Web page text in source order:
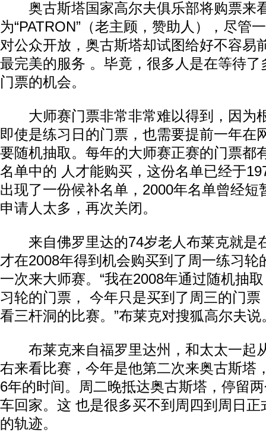
奥古斯塔国家高尔夫俱乐部将购票来
为“PATRON”（老主顾，赞助人），尽管
对公众开放，奥古斯塔却试图给好不容易
最完美的服务 。毕竟，很多人是在等待了
门票的机会。
大师赛门票非常非常难以得到，因为
即使是练习日的门票，也需要提前一年在
要随机抽取。每年的大师赛正赛的门票都
名单中的 人才能购买，这份名单已经于
出现了一份候补名单，2000年名单曾经短
申请人太多，再次关闭。
来自佛罗里达的74岁老人布莱克就是
才在2008年得到机会购买到了周一练习轮
一次来大师赛。“我在2008年通过随机抽
习轮的门票， 今年只是买到了周三的门
看三杆洞的比赛。”布莱克对搜狐高尔夫说
布莱克来自福罗里达州，和太太一起
右来看比赛，今年是他第二次来奥古斯塔
6年的时间。周二晚抵达奥古斯塔，停留
车回家。这 也是很多买不到周四到周日正
的轨迹。